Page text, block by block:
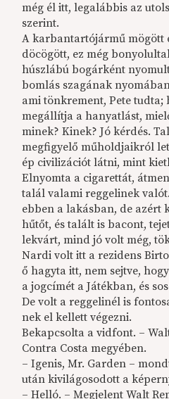
még él itt, legalábbis az
szerint.
A karbantartójármű mögött
döcögött, ez még
húszlábú bogárként
bomlás szagának
ami tönkrement, Pete tudta;
megállítja a hanyatlást,
minek? Kinek? Jó kérdés.
megfigyelő műholdjaikról
ép civilizációt látni, mint
Elnyomta a cigarettát,
talál valami reggelinek
ebben a lakásban, de azért
hűtőt, és talált is bacont,
lekvárt, mind jó volt még,
Nardi volt itt a rezidens
ő hagyta itt, nem sejtve,
a jogcímét a Játékban, és
De volt a reggelinél is
nek el kellett végezni.
Bekapcsolta a vidfont. –
Contra Costa megyében.
– Igenis, Mr. Garden –
után kivilágosodott a
– Helló. – Megjelent Walt